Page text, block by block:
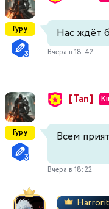
Гуру Нас ждёт
Вчера в 18:42
Гуру
[Tan]
Всем
Вчера в 18:22
Harrorit